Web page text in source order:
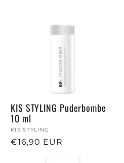
KIS STYLING Puderbombe
10 ml
Anbieter:
KIS STYLING
Normaler
€16,90 EUR